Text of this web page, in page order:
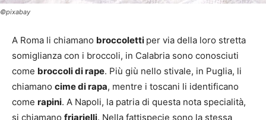
©pixabay
A Roma li chiamano broccoletti per via della loro stretta
somiglianza con i broccoli, in Calabria sono conosciuti
come broccoli di rape. Più giù nello stivale, in Puglia, li
chiamano cime di rapa, mentre i toscani li identificano
come rapini. A Napoli, la patria di questa nota specialità,
si chiamano friarielli. Nella fattispecie sono la stessa